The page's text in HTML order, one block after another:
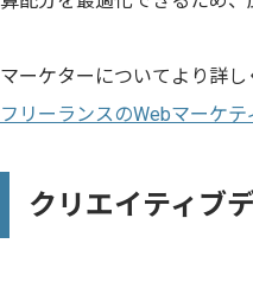
マーケターについてより詳
フリーランスのWebマーケ
クリエイティブ